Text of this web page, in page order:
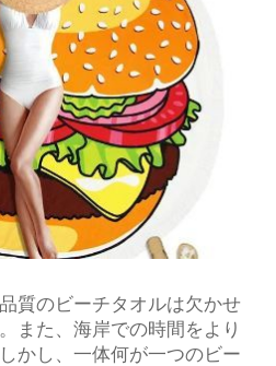
質のビーチタオルは欠かせ
また、海岸での時間をより
かし、一体何が一つのビー